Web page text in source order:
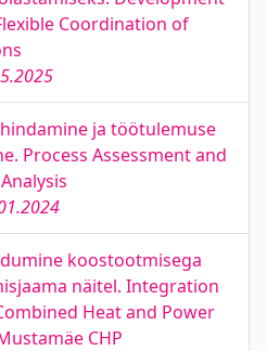
Coordination of
ja töötulemuse
Process Assessment and
koostootmisega
näitel. Integration
Heat and Power
CHP